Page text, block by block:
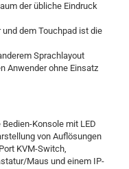
der übliche Eindruck
dem Touchpad ist die
Sprachlayout
Anwender ohne Einsatz
Konsole mit LED
von Auflösungen
KVM-Switch,
Maus und einem IP-